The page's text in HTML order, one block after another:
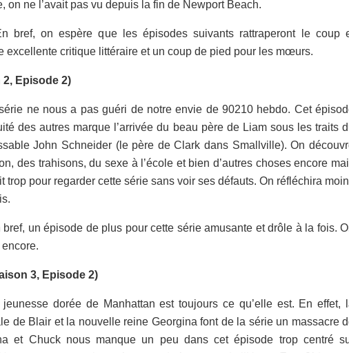
on ne l’avait pas vu depuis la fin de Newport Beach.
bref, on espère que les épisodes suivants rattraperont le coup
excellente critique littéraire et un coup de pied pour les mœurs.
2, Episode 2)
ne nous a pas guéri de notre envie de 90210 hebdo. Cet
des autres marque l’arrivée du beau père de Liam sous les traits
John Schneider (le père de Clark dans Smallville). On
des trahisons, du sexe à l’école et bien d’autres choses encore
trop pour regarder cette série sans voir ses défauts. On réfléchira
bref, un épisode de plus pour cette série amusante et drôle à la fois.
3, Episode 2)
dorée de Manhattan est toujours ce qu’elle est. En effet,
de Blair et la nouvelle reine Georgina font de la série un massacre
et Chuck nous manque un peu dans cet épisode trop centré